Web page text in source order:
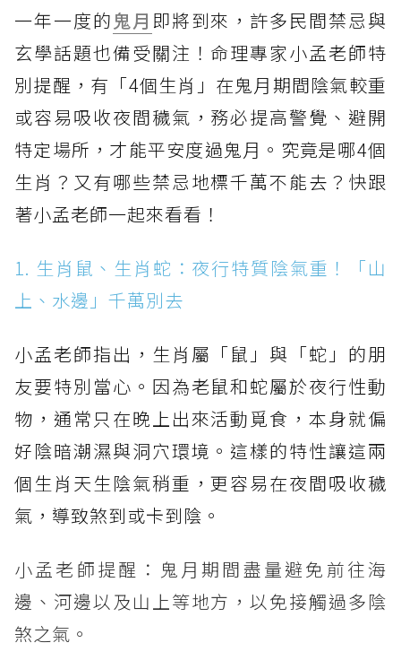
一年一度的 鬼月 即將到來，許多民間禁忌與
玄學話題也備受關注！命理專家小孟老師特
別提醒，有「4個生肖」在鬼月期間陰氣較重
或容易吸收夜間穢氣，務必提高警覺、避開
特定場所，才能平安度過鬼月。究竟是哪4個
生肖？又有哪些禁忌地標千萬不能去？快跟
著小孟老師一起來看看！
1. 生肖鼠、生肖蛇：夜行特質陰氣重！「山
上、水邊」千萬別去
小孟老師指出，生肖屬「鼠」與「蛇」的朋
友要特別當心。因為老鼠和蛇屬於夜行性動
物，通常只在晚上出來活動覓食，本身就偏
好陰暗潮濕與洞穴環境。這樣的特性讓這兩
個生肖天生陰氣稍重，更容易在夜間吸收穢
氣，導致煞到或卡到陰。
小孟老師提醒：鬼月期間盡量避免前往海
邊、河邊以及山上等地方，以免接觸過多陰
煞之氣。